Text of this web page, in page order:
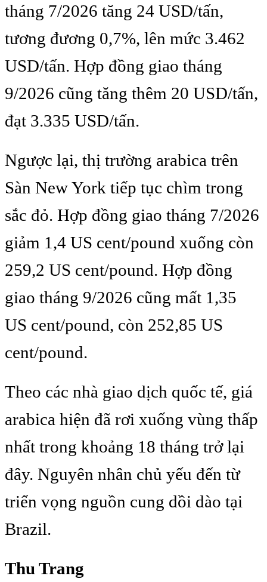
tháng 7/2026 tăng 24 USD/tấn,
tương đương 0,7%, lên mức 3.462
USD/tấn. Hợp đồng giao tháng
9/2026 cũng tăng thêm 20 USD/tấn,
đạt 3.335 USD/tấn.
Ngược lại, thị trường arabica trên
Sàn New York tiếp tục chìm trong
sắc đỏ. Hợp đồng giao tháng 7/2026
giảm 1,4 US cent/pound xuống còn
259,2 US cent/pound. Hợp đồng
giao tháng 9/2026 cũng mất 1,35
US cent/pound, còn 252,85 US
cent/pound.
Theo các nhà giao dịch quốc tế, giá
arabica hiện đã rơi xuống vùng thấp
nhất trong khoảng 18 tháng trở lại
đây. Nguyên nhân chủ yếu đến từ
triển vọng nguồn cung dồi dào tại
Brazil.
Thu Trang